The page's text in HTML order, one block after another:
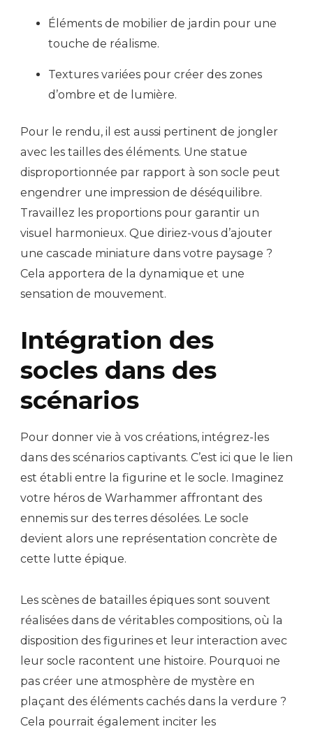
Éléments de mobilier de jardin pour une
touche de réalisme.
Textures variées pour créer des zones
d’ombre et de lumière.
Pour le rendu, il est aussi pertinent de jongler
avec les tailles des éléments. Une statue
disproportionnée par rapport à son socle peut
engendrer une impression de déséquilibre.
Travaillez les proportions pour garantir un
visuel harmonieux. Que diriez-vous d’ajouter
une cascade miniature dans votre paysage ?
Cela apportera de la dynamique et une
sensation de mouvement.
Intégration des
socles dans des
scénarios
Pour donner vie à vos créations, intégrez-les
dans des scénarios captivants. C’est ici que le lien
est établi entre la figurine et le socle. Imaginez
votre héros de Warhammer affrontant des
ennemis sur des terres désolées. Le socle
devient alors une représentation concrète de
cette lutte épique.
Les scènes de batailles épiques sont souvent
réalisées dans de véritables compositions, où la
disposition des figurines et leur interaction avec
leur socle racontent une histoire. Pourquoi ne
pas créer une atmosphère de mystère en
plaçant des éléments cachés dans la verdure ?
Cela pourrait également inciter les